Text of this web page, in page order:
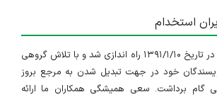
استخدام
سایت ایران استخدام در تاریخ ۱۳۹۱/۱/۱۰ راه اندازی شد و با تلاش گروهی
خود در جهت تبدیل شدن به مرجع بروز
گام برداشت. سعی همیشگی همکاران ما ارائه